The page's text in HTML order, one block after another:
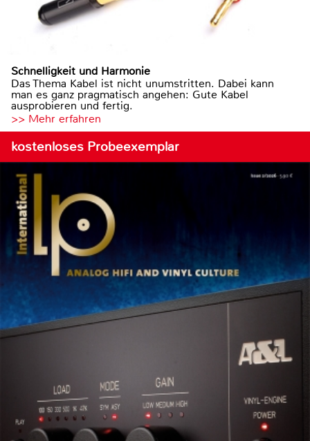
Schnelligkeit und Harmonie
Das Thema Kabel ist nicht unumstritten. Dabei kann
man es ganz pragmatisch angehen: Gute Kabel
ausprobieren und fertig.
>> Mehr erfahren
kostenloses Probeexemplar